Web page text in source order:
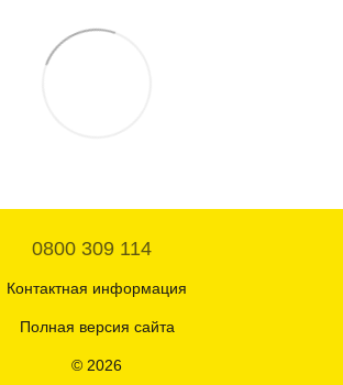
0800 309 114
Контактная информация
Полная версия сайта
© 2026